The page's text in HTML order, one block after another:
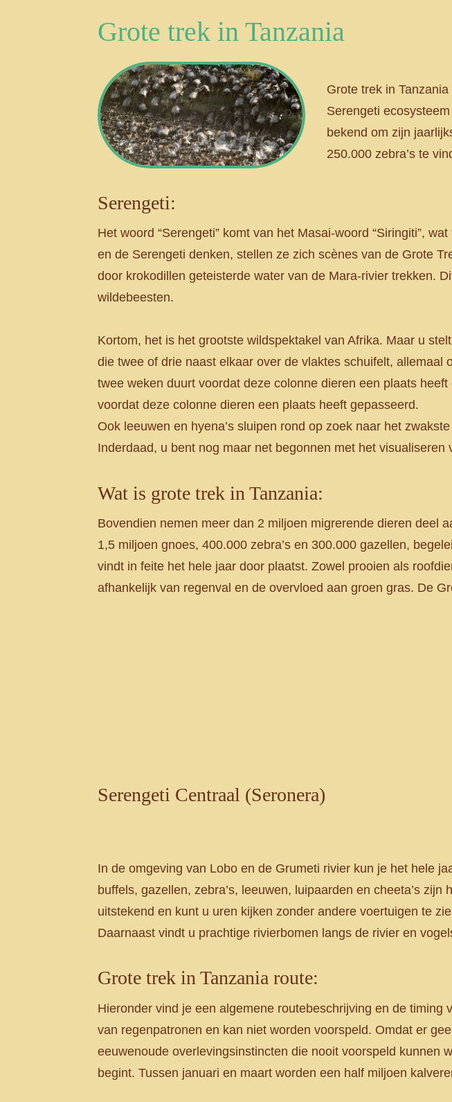
Grote trek in Tanzania
Grote trek in
Serengeti
bekend om zijn
250.000 zebra’s te
Serengeti:
Het woord “Serengeti” komt van het Masai-woord “Siringiti”,
en de Serengeti denken, stellen ze zich scènes van de Grote
door krokodillen geteisterde water van de Mara-rivier trekken.
wildebeesten.
Kortom, het is het grootste wildspektakel van Afrika. Maar u
die twee of drie naast elkaar over de vlaktes schuifelt,
twee weken duurt voordat deze colonne dieren een plaats
voordat deze colonne dieren een plaats heeft gepasseerd.
Ook leeuwen en hyena’s sluipen rond op zoek naar het
Inderdaad, u bent nog maar net begonnen met het
Wat is grote trek in Tanzania:
Bovendien nemen meer dan 2 miljoen migrerende dieren deel
1,5 miljoen gnoes, 400.000 zebra’s en 300.000 gazellen,
vindt in feite het hele jaar door plaatst. Zowel prooien als
afhankelijk van regenval en de overvloed aan groen gras. De
Serengeti Centraal (Seronera)
In de omgeving van Lobo en de Grumeti rivier kun je het hele
buffels, gazellen, zebra’s, leeuwen, luipaarden en cheeta’s
uitstekend en kunt u uren kijken zonder andere voertuigen te
Daarnaast vindt u prachtige rivierbomen langs de rivier en
Grote trek in Tanzania route:
Hieronder vind je een algemene routebeschrijving en de
van regenpatronen en kan niet worden voorspeld. Omdat er
eeuwenoude overlevingsinstincten die nooit voorspeld kunnen
begint. Tussen januari en maart worden een half miljoen